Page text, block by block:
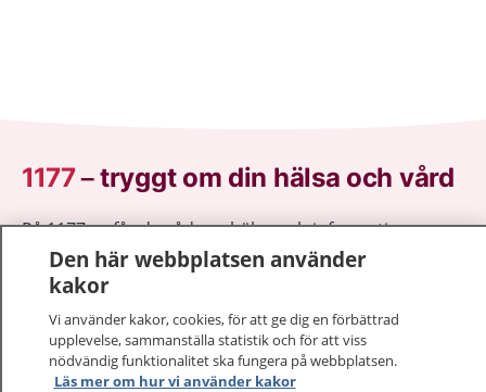
1177–tryggt om din hälsa och vård
På 1177.se får du råd om hälsa och information om
sjukdomar och vilka mottagningar du kan kontakta.
Logga in för att läsa din journal och göra dina
sjukvårdsrådgivning dygnet runt.
1177 ger dig råd när du vill må bättre.
Den här webbplatsen använder
kakor
Vi använder kakor, cookies, för att ge dig en förbättrad
upplevelse, sammanställa statistik och för att viss
nödvändig funktionalitet ska fungera på webbplatsen.
Läs mer om hur vi använder kakor